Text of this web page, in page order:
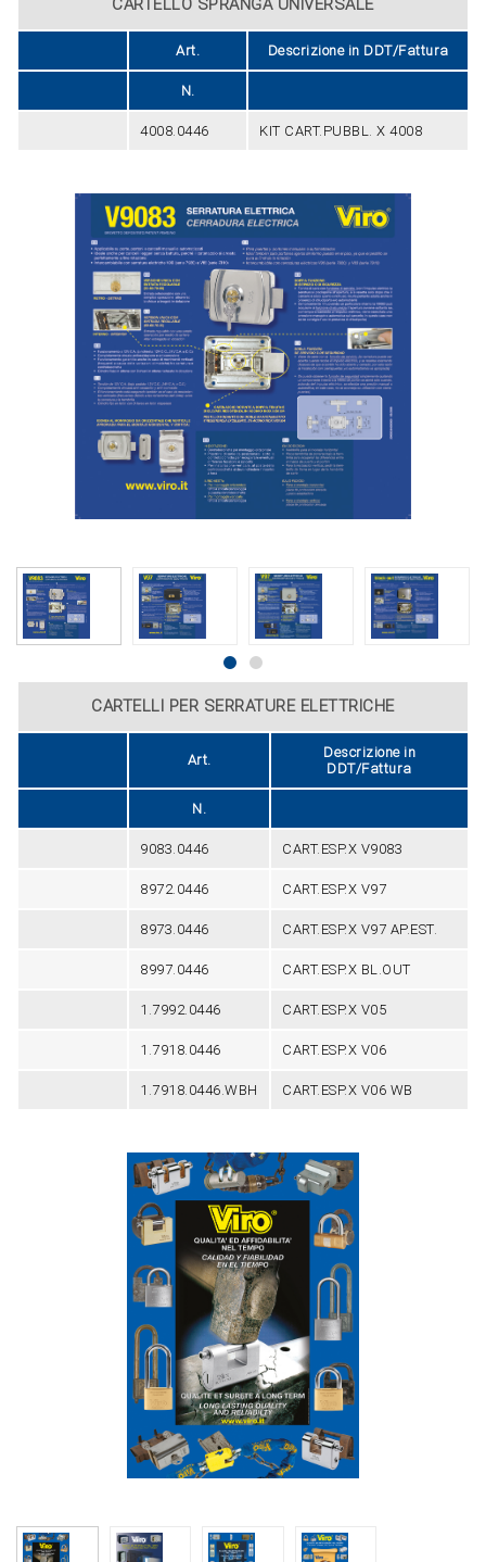
CARTELLO SPRANGA UNIVERSALE
Art. Descrizione in DDT/Fattura
N.
4008.0446 KIT CART.PUBBL. X 4008
CARTELLI PER SERRATURE ELETTRICHE
Art.
Descrizione in
DDT/Fattura
N.
9083.0446 CART.ESP.X V9083
8972.0446 CART.ESP.X V97
8973.0446 CART.ESP.X V97 AP.EST.
8997.0446 CART.ESP.X BL.OUT
1.7992.0446 CART.ESP.X V05
1.7918.0446 CART.ESP.X V06
1.7918.0446.WBH CART.ESP.X V06 WB